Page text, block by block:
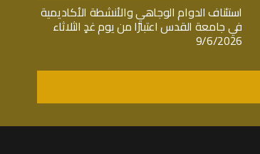
استئناف الدوام الوجاهي والأنشطة الأكاديمية
في جامعة القدس اعتبارًا من يوم غدٍ الثلاثاء
9/6/2026